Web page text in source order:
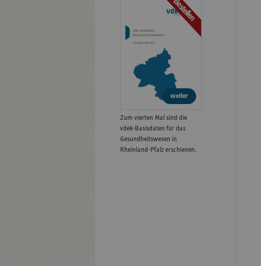
Bestellen
weiter
Zum vierten Mal sind die
vdek-Basisdaten für das
Gesundheitswesen in
Rheinland-Pfalz erschienen.